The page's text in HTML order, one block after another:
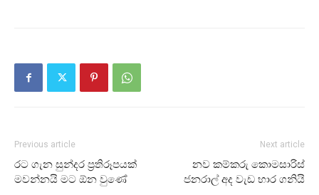
Previous article
රට ගැන සුන්දර ප්‍රතිරූපයක්
මවන්නයි මට ඕන වුණේ
Next article
නව කම්කරු කොමසාරිස්
ජනරාල් අද වැඩ භාර ගනියි